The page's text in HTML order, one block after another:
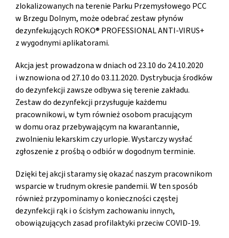
zlokalizowanych na terenie Parku Przemysłowego PCC
w Brzegu Dolnym, może odebrać zestaw płynów
dezynfekujących ROKO® PROFESSIONAL ANTI-VIRUS+
z wygodnymi aplikatorami.
Akcja jest prowadzona w dniach od 23.10 do 24.10.2020
i wznowiona od 27.10 do 03.11.2020. Dystrybucja środków
do dezynfekcji zawsze odbywa się terenie zakładu.
Zestaw do dezynfekcji przysługuje każdemu
pracownikowi, w tym również osobom pracującym
w domu oraz przebywającym na kwarantannie,
zwolnieniu lekarskim czy urlopie. Wystarczy wysłać
zgłoszenie z prośbą o odbiór w dogodnym terminie.
Dzięki tej akcji staramy się okazać naszym pracownikom
wsparcie w trudnym okresie pandemii. W ten sposób
również przypominamy o konieczności częstej
dezynfekcji rąk i o ścisłym zachowaniu innych,
obowiązujących zasad profilaktyki przeciw COVID-19.